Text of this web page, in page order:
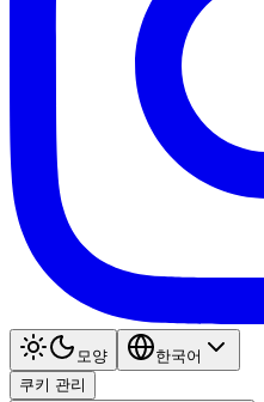
모양
한국어
쿠키 관리